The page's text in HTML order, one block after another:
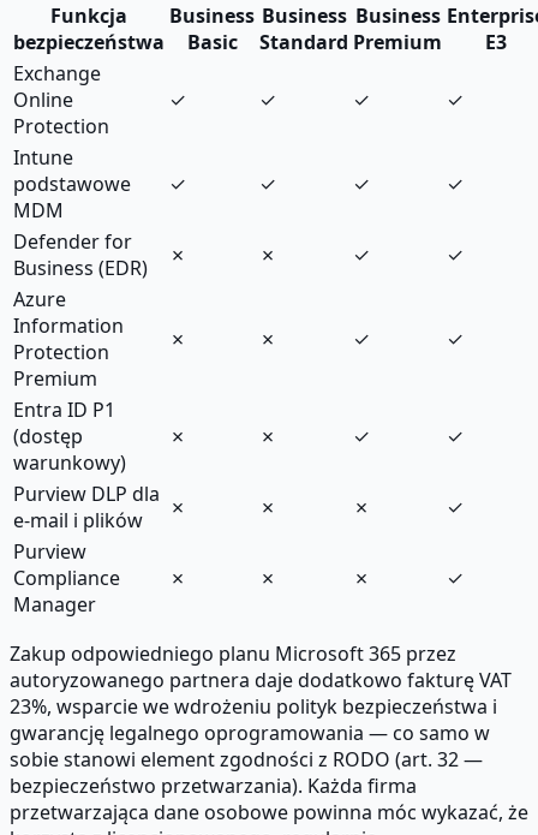
Funkcja
bezpieczeństwa
Business
Basic
Business
Standard
Business
Premium
E3
Exchange
Online
Protection
✓ ✓ ✓ ✓
Intune
podstawowe
MDM
✓ ✓ ✓ ✓
Defender for
Business (EDR)
✗ ✗ ✓
✓
Azure
Information
Protection
Premium
✗ ✗ ✓ ✓
Entra ID P1
(dostęp
warunkowy)
✗ ✗ ✓ ✓
Purview DLP dla
e-mail i plików
✗ ✗ ✗
✓
Purview
Compliance
Manager
✗ ✗ ✗ ✓
Zakup odpowiedniego planu Microsoft 365 przez
autoryzowanego partnera daje dodatkowo fakturę VAT
23%, wsparcie we wdrożeniu polityk bezpieczeństwa i
gwarancję legalnego oprogramowania — co samo w
sobie stanowi element zgodności z RODO (art. 32 —
bezpieczeństwo przetwarzania). Każda firma
przetwarzająca dane osobowe powinna móc wykazać, że